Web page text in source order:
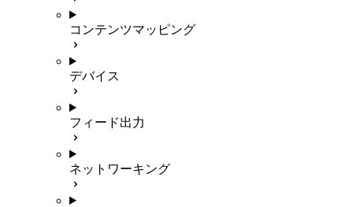
コンテンツマッピング
デバイス
フィード出力
ネットワーキング